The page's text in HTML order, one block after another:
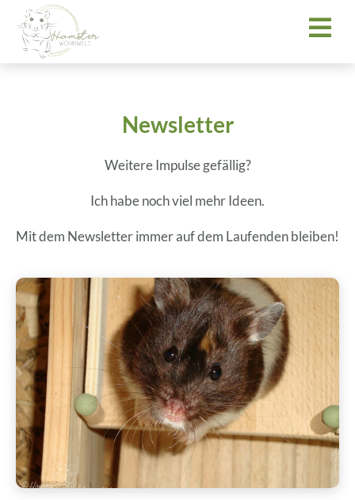
Newsletter
Weitere Impulse gefällig?
Ich habe noch viel mehr Ideen.
Mit dem Newsletter immer auf dem Laufenden bleiben!